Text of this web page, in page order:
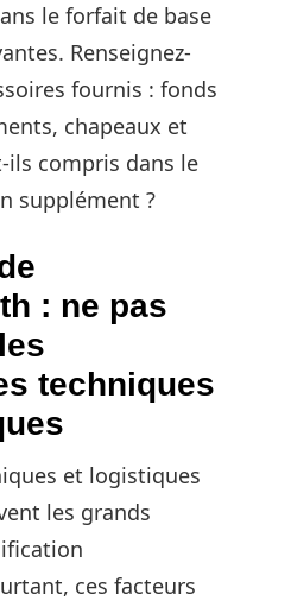
le forfait de base
Renseignez-
fournis : fonds
chapeaux et
ils compris dans le
supplément ?
: ne pas
techniques
et logistiques
les grands
ces facteurs